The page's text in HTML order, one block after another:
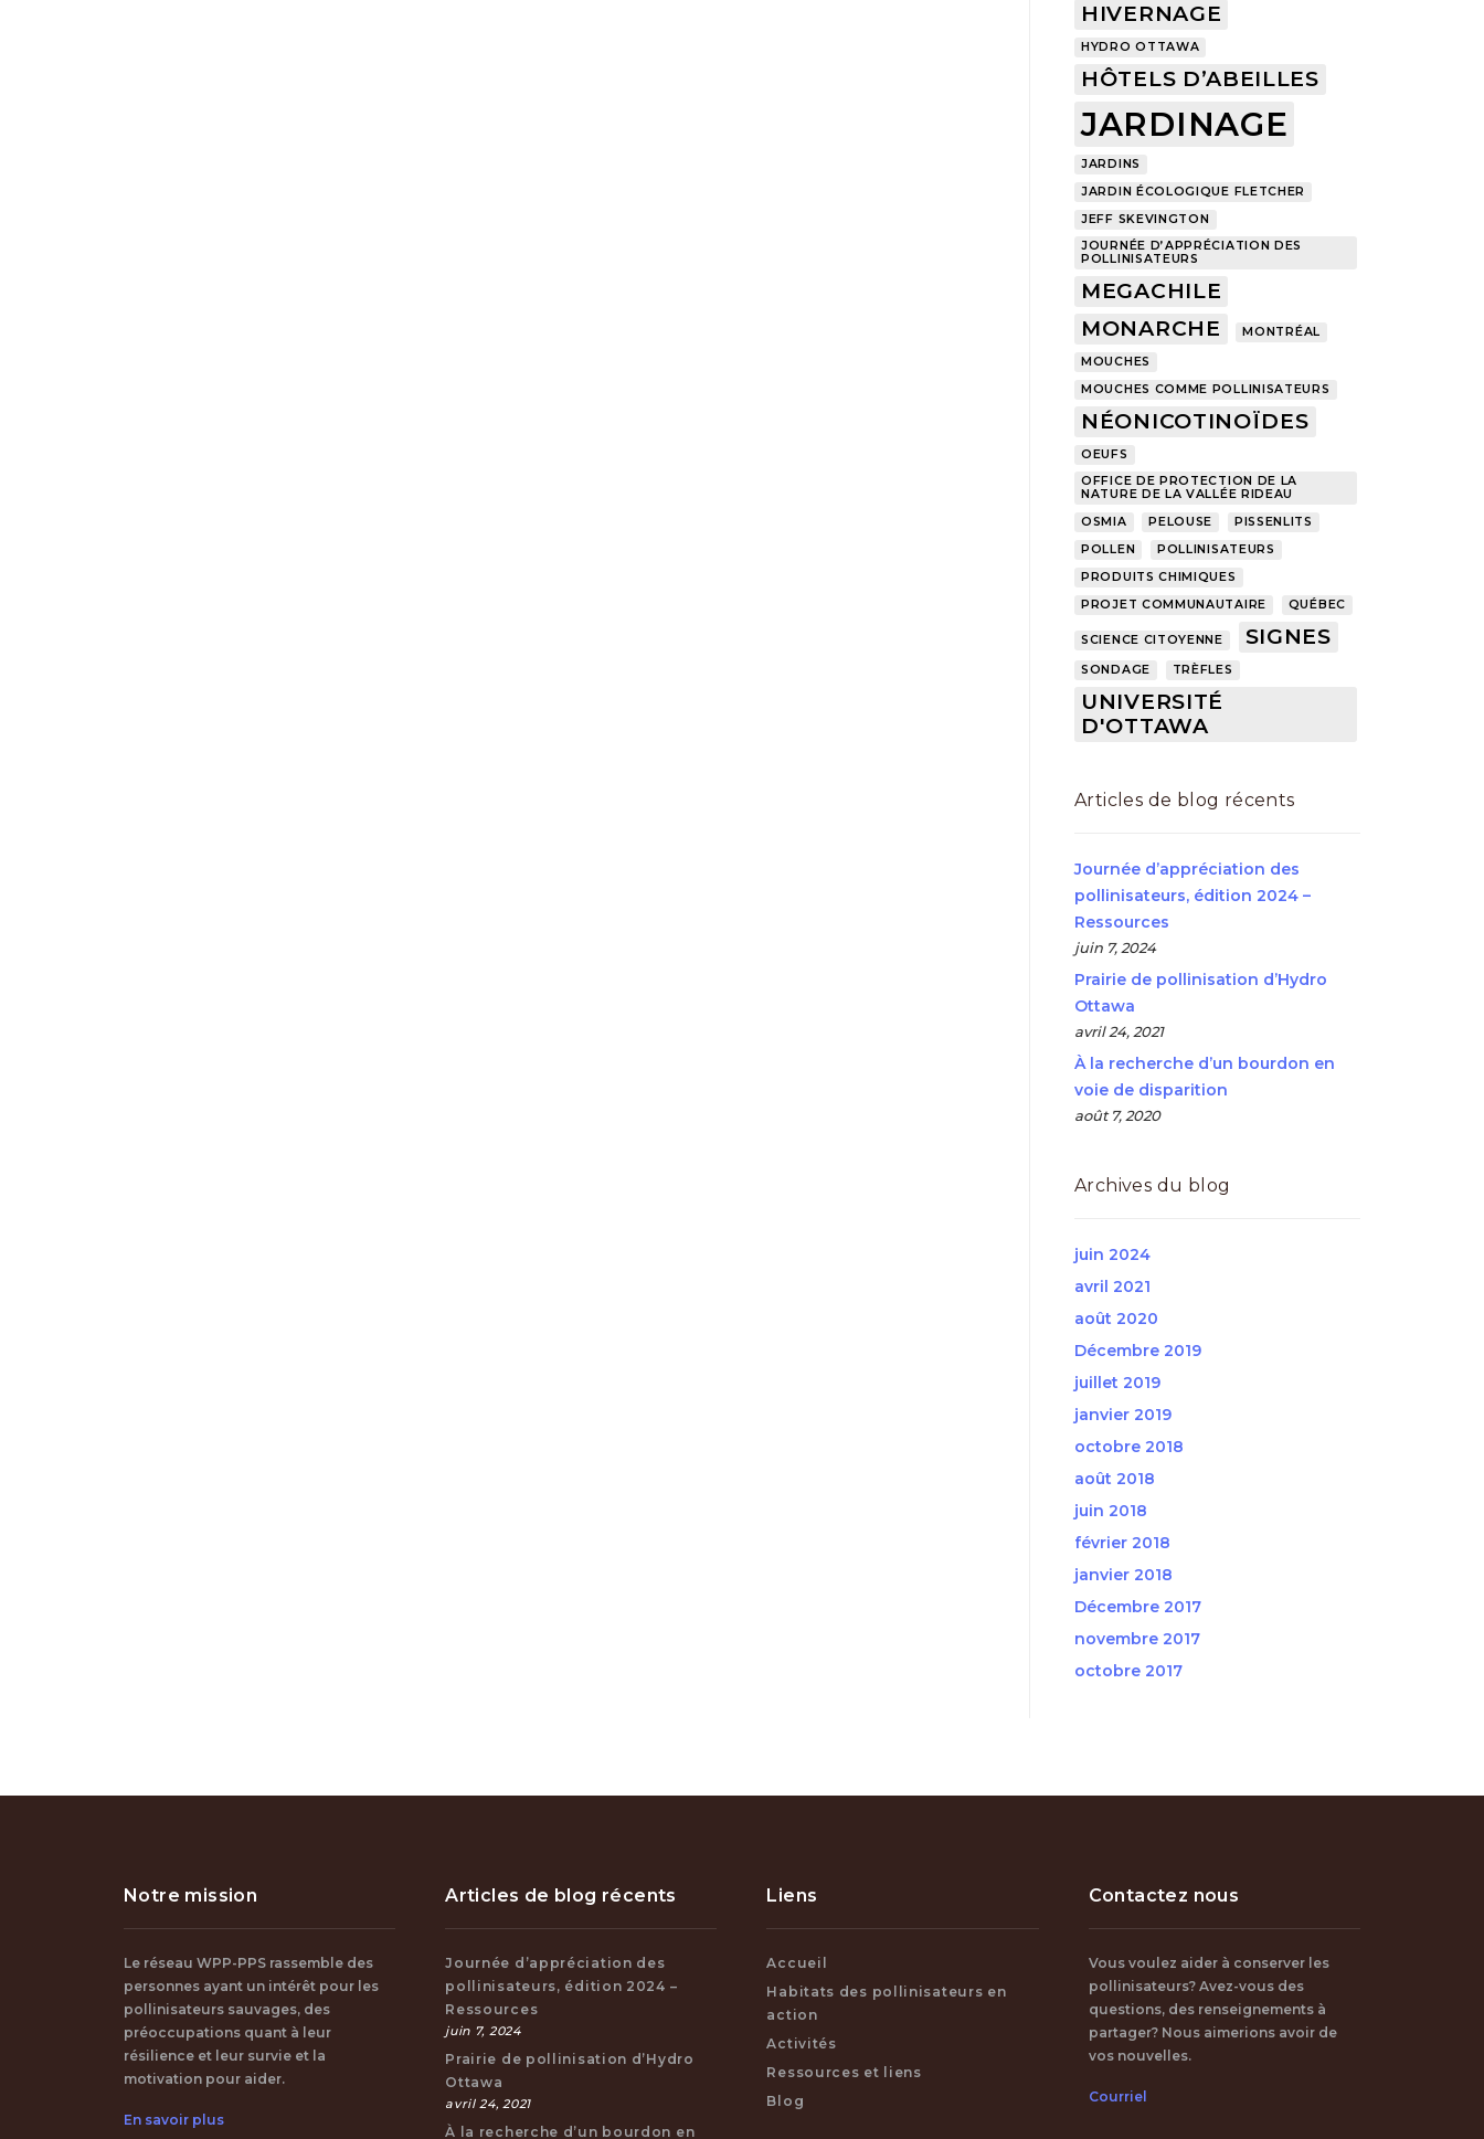
HIVERNAGE
HYDRO OTTAWA
HÔTELS D’ABEILLES
JARDINAGE
JARDINS
JARDIN ÉCOLOGIQUE FLETCHER
JEFF SKEVINGTON
JOURNÉE D’APPRÉCIATION DES
POLLINISATEURS
MEGACHILE
MONARCHE
MONTRÉAL
MOUCHES
MOUCHES COMME POLLINISATEURS
NÉONICOTINOÏDES
OEUFS
OFFICE DE PROTECTION DE LA
NATURE DE LA VALLÉE RIDEAU
OSMIA
PELOUSE
PISSENLITS
POLLEN
POLLINISATEURS
PRODUITS CHIMIQUES
PROJET COMMUNAUTAIRE
QUÉBEC
SCIENCE CITOYENNE SIGNES
SONDAGE TRÈFLES
UNIVERSITÉ
D'OTTAWA
Articles de blog récents
Journée d’appréciation des
pollinisateurs, édition 2024 –
Ressources
juin 7, 2024
Prairie de pollinisation d’Hydro
Ottawa
avril 24, 2021
À la recherche d’un bourdon en
voie de disparition
août 7, 2020
Archives du blog
juin 2024
avril 2021
août 2020
Décembre 2019
juillet 2019
janvier 2019
octobre 2018
août 2018
juin 2018
février 2018
janvier 2018
Décembre 2017
novembre 2017
octobre 2017
Notre mission
Le réseau WPP-PPS rassemble des
personnes ayant un intérêt pour les
pollinisateurs sauvages, des
préoccupations quant à leur
résilience et leur survie et la
motivation pour aider.
En savoir plus
Articles de blog récents
Journée d’appréciation des
pollinisateurs, édition 2024 –
Ressources
juin 7, 2024
Prairie de pollinisation d’Hydro
Ottawa
avril 24, 2021
À la recherche d’un bourdon en
Liens
Accueil
Habitats des pollinisateurs en
action
Activités
Ressources et liens
Blog
Contactez nous
Vous voulez aider à conserver les
pollinisateurs? Avez-vous des
questions, des renseignements à
partager? Nous aimerions avoir de
vos nouvelles.
Courriel